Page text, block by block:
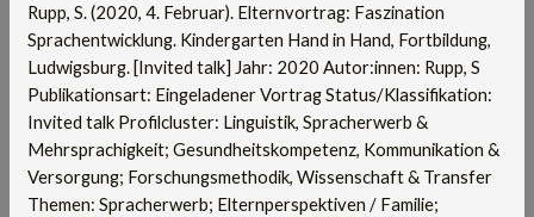
Rupp, S. (2020, 4. Februar). Elternvortrag: Faszination
Sprachentwicklung. Kindergarten Hand in Hand, Fortbildung,
Ludwigsburg. [Invited talk] Jahr: 2020 Autor:innen: Rupp, S
Publikationsart: Eingeladener Vortrag Status/Klassifikation:
Invited talk Profilcluster: Linguistik, Spracherwerb &
Mehrsprachigkeit; Gesundheitskompetenz, Kommunikation &
Versorgung; Forschungsmethodik, Wissenschaft & Transfer
Themen: Spracherwerb; Elternperspektiven / Familie;